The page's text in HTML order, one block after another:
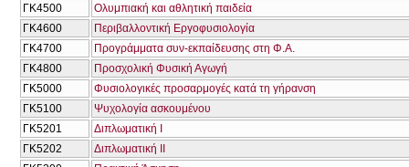
ΓΚ4500
Ολυμπιακή και αθλητική παιδεία
ΓΚ4600
Περιβαλλοντική Εργοφυσιολογία
ΓΚ4700
Προγράμματα συν-εκπαίδευσης στη Φ.Α.
ΓΚ4800
Προσχολική Φυσική Αγωγή
ΓΚ5000
Φυσιολογικές προσαρμογές κατά τη γήρανση
ΓΚ5100
Ψυχολογία ασκουμένου
ΓΚ5201
Διπλωματική Ι
ΓΚ5202
Διπλωματική ΙΙ